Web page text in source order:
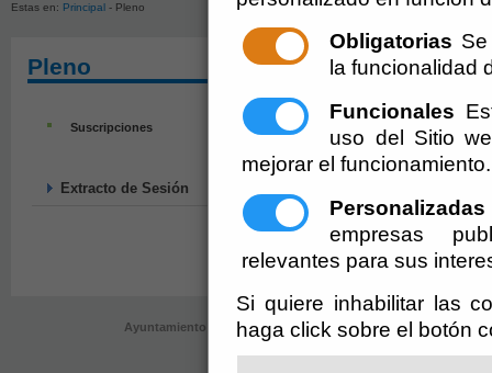
Obligatorias
la funcionalidad
Funcionales
uso del Sitio
mejorar el funcionamiento.
Personalizadas
empresas
relevantes para sus
Si quiere inhabilitar las
haga click sobre el botón
Estas en: Principal - Pleno
Pleno
Suscripciones
Extracto de Sesión
Ayuntamiento de Velefique (CIF: P-0409700-B) -